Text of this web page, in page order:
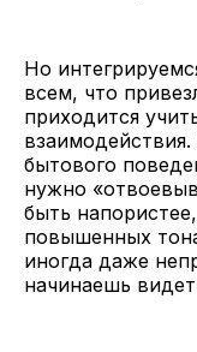
Но
всем, что
приходится
бытового
нужно
быть
повышенных
иногда даже
начинаешь